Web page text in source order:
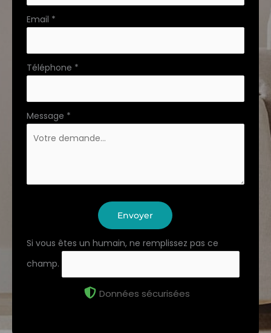
Email *
Téléphone *
Message *
Envoyer
Si vous êtes un humain, ne remplissez pas ce
champ.
Données sécurisées